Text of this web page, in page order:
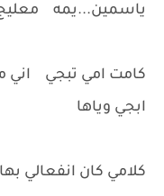
ياسمين...يمه
كامت امي تبجي
ابجي وياها
كلامي كان انفعالي